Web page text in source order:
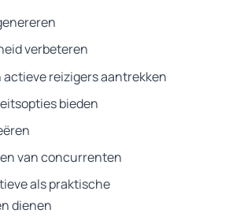
verbeteren
reizigers aantrekken
bieden
van concurrenten
als praktische
dienen